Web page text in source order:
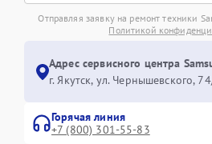
Отправляя заявку на ремонт техники
Политикой
Адрес сервисного центра
г. Якутск, ул. Чернышевского,
Горячая линия
+7 (800) 301-55-83